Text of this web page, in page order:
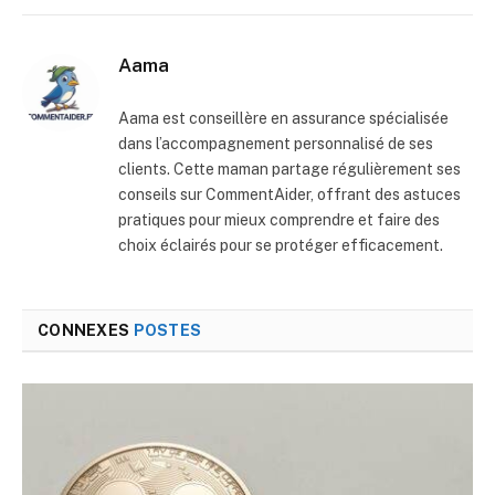
Aama
Aama est conseillère en assurance spécialisée
dans l’accompagnement personnalisé de ses
clients. Cette maman partage régulièrement ses
conseils sur CommentAider, offrant des astuces
pratiques pour mieux comprendre et faire des
choix éclairés pour se protéger efficacement.
CONNEXES POSTES